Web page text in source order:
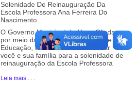
Solenidade De Reinauguração Da
Escola Professora Ana Ferreira Do
Nascimento.
O Governo Municipal de Nova Olinda,
por meio da Secretaria Municipal de
Educação, tem a honra de convidar
você e sua família para a solenidade de
reinauguração da Escola Professora
Leia mais . . .